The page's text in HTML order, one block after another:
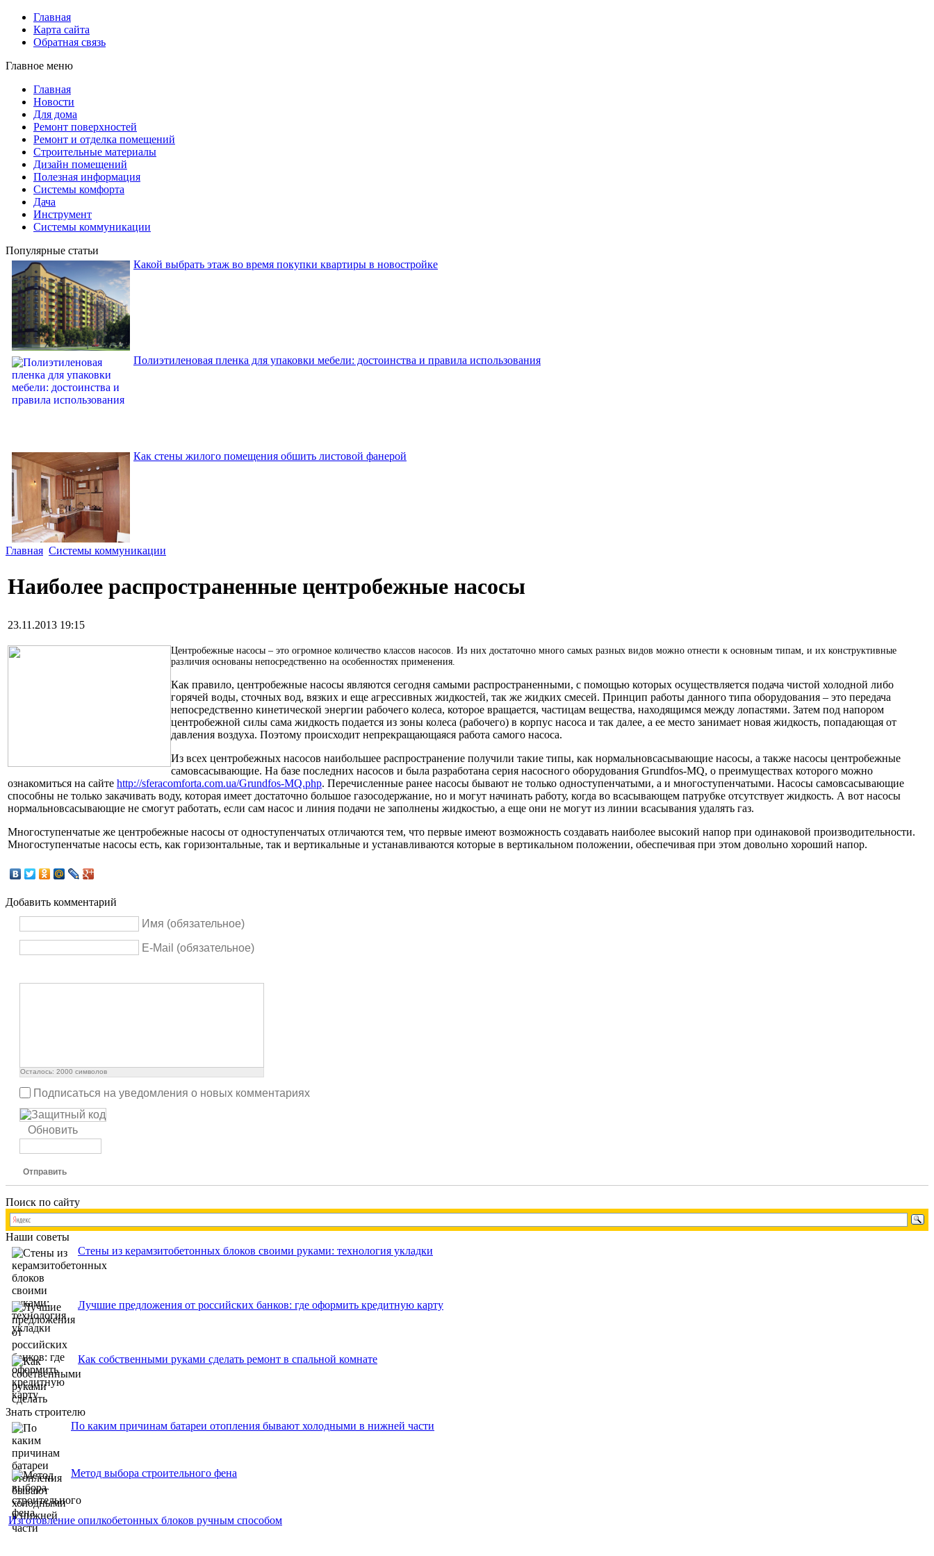
Главная
Карта сайта
Обратная связь
Главное меню
Главная
Новости
Для дома
Ремонт поверхностей
Ремонт и отделка помещений
Строительные материалы
Дизайн помещений
Полезная информация
Системы комфорта
Дача
Инструмент
Системы коммуникации
Популярные статьи
Какой выбрать этаж во время покупки квартиры в новостройке
Полиэтиленовая пленка для упаковки мебели: достоинства и правила использования
Как стены жилого помещения обшить листовой фанерой
Главная Системы коммуникации
Наиболее распространенные центробежные насосы
23.11.2013 19:15
Центробежные насосы – это огромное количество классов насосов. Из них достаточно много самых разных видов можно отнести к основным типам, и их конструктивные
различия основаны непосредственно на особенностях применения.
Как правило, центробежные насосы являются сегодня самыми распространенными, с помощью которых осуществляется подача чистой холодной либо
горячей воды, сточных вод, вязких и еще агрессивных жидкостей, так же жидких смесей. Принцип работы данного типа оборудования – это передача
непосредственно кинетической энергии рабочего колеса, которое вращается, частицам вещества, находящимся между лопастями. Затем под напором
центробежной силы сама жидкость подается из зоны колеса (рабочего) в корпус насоса и так далее, а ее место занимает новая жидкость, попадающая от
давления воздуха. Поэтому происходит непрекращающаяся работа самого насоса.
Из всех центробежных насосов наибольшее распространение получили такие типы, как нормальновсасывающие насосы, а также насосы центробежные
самовсасывающие. На базе последних насосов и была разработана серия насосного оборудования Grundfos-MQ, о преимуществах которого можно
ознакомиться на сайте http://sferacomforta.com.ua/Grundfos-MQ.php. Перечисленные ранее насосы бывают не только одноступенчатыми, а и многоступенчатыми. Насосы самовсасывающие
способны не только закачивать воду, которая имеет достаточно большое газосодержание, но и могут начинать работу, когда во всасывающем патрубке отсутствует жидкость. А вот насосы
нормальновсасывающие не смогут работать, если сам насос и линия подачи не заполнены жидкостью, а еще они не могут из линии всасывания удалять газ.
Многоступенчатые же центробежные насосы от одноступенчатых отличаются тем, что первые имеют возможность создавать наиболее высокий напор при одинаковой производительности.
Многоступенчатые насосы есть, как горизонтальные, так и вертикальные и устанавливаются которые в вертикальном положении, обеспечивая при этом довольно хороший напор.
Добавить комментарий
Имя (обязательное)
E-Mail (обязательное)
Осталось: 2000 символов
Подписаться на уведомления о новых комментариях
Обновить
Отправить
Поиск по сайту
Наши советы
Стены из керамзитобетонных блоков своими руками: технология укладки
Лучшие предложения от российских банков: где оформить кредитную карту
Как собственными руками сделать ремонт в спальной комнате
Знать строителю
По каким причинам батареи отопления бывают холодными в нижней части
Метод выбора строительного фена
Изготовление опилкобетонных блоков ручным способом